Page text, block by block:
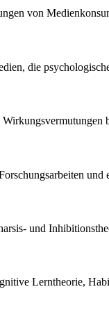
von
die
und
Lerntheorie,